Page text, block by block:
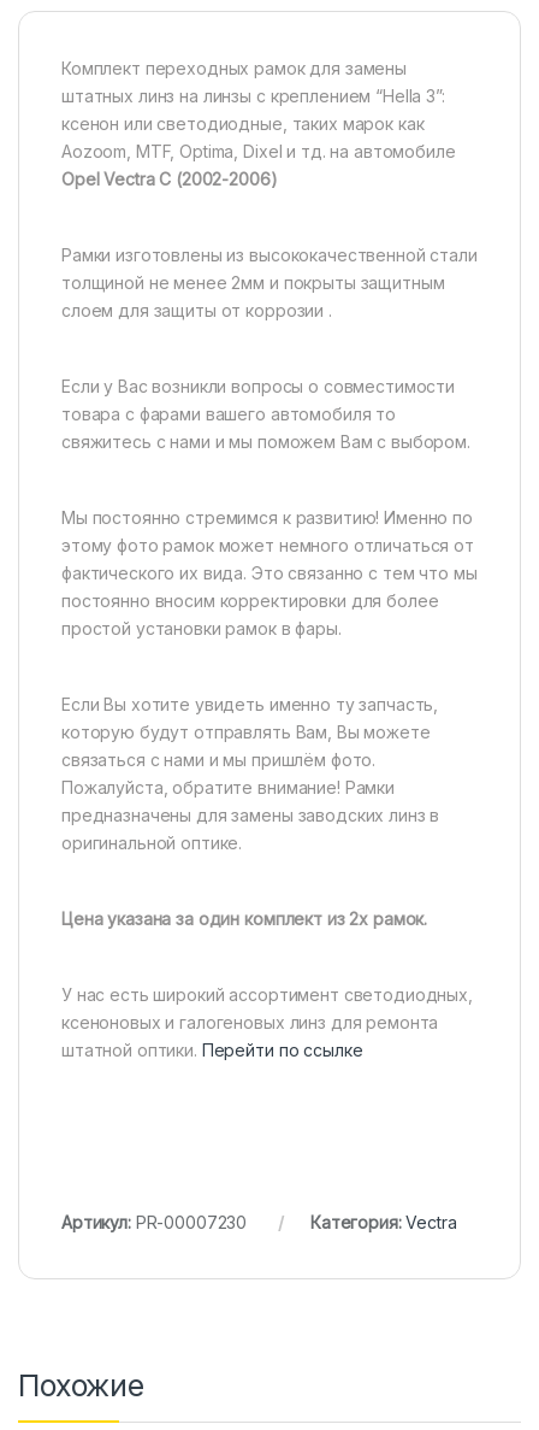
Комплект переходных рамок для замены
штатных линз на линзы с креплением “Hella 3”:
ксенон или светодиодные, таких марок как
Aozoom, MTF, Optima, Dixel и тд. на автомобиле
Opel Vectra C (2002-2006)
Рамки изготовлены из высококачественной стали
толщиной не менее 2мм и покрыты защитным
слоем для защиты от коррозии .
Если у Вас возникли вопросы о совместимости
товара с фарами вашего автомобиля то
свяжитесь с нами и мы поможем Вам с выбором.
Мы постоянно стремимся к развитию! Именно по
этому фото рамок может немного отличаться от
фактического их вида. Это связанно с тем что мы
постоянно вносим корректировки для более
простой установки рамок в фары.
Если Вы хотите увидеть именно ту запчасть,
которую будут отправлять Вам, Вы можете
связаться с нами и мы пришлём фото.
Пожалуйста, обратите внимание! Рамки
предназначены для замены заводских линз в
оригинальной оптике.
Цена указана за один комплект из 2х рамок.
У нас есть широкий ассортимент светодиодных,
ксеноновых и галогеновых линз для ремонта
штатной оптики. Перейти по ссылке
Артикул: PR-00007230 Категория:Vectra
Похожие